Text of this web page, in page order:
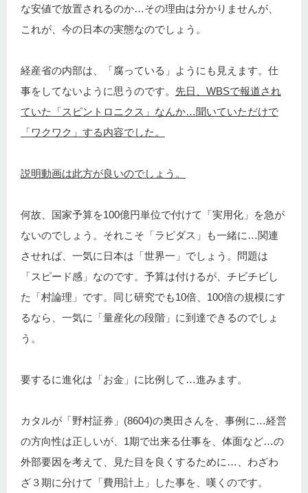
な安値で放置されるのか…その理由は分かりませんが、
これが、今の日本の実態なのでしょう。
経産省の内部は、「腐っている」ようにも見えます。仕
事をしてないように思うのです。 先日、WBSで報道され
ていた「スピントロニクス」なんか…聞いていただけで
「ワクワク」する内容でした。
説明動画は此方が良いのでしょう。
何故、国家予算を100億円単位で付けて「実用化」を急が
ないのでしょう。それこそ「ラピダス」も一緒に…関連
させれば、一気に日本は「世界一」でしょう。問題は
「スピード感」なのです。予算は付けるが、チビチビし
た「村論理」です。同じ研究でも10倍、100倍の規模にす
るなら、一気に「量産化の段階」に到達できるのでしょ
う。
要するに進化は「お金」に比例して…進みます。
カタルが「野村証券」(8604)の奥田さんを、事例に…経営
の方向性は正しいが、1期で出来る仕事を、体面など…の
外部要因を考えて、見た目を良くするために…、わざわ
ざ３期に分けて「費用計上」した事を、嘆くのです。